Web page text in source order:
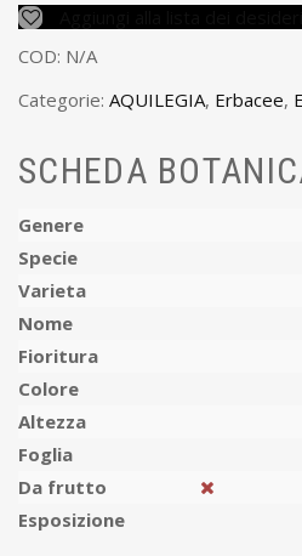
COD: N/A
Categorie: AQUILEGIA, Erbacee,
SCHEDA
Genere
Specie
Varieta
Nome
Fioritura
Colore
Altezza
Foglia
Da frutto
Esposizione